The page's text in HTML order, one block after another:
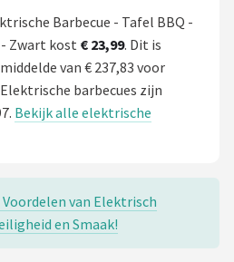
Barbecue - Tafel BBQ -
Zwart kost € 23,99. Dit is
van € 237,83 voor
barbecues zijn
Bekijk alle elektrische
van Elektrisch
en Smaak!